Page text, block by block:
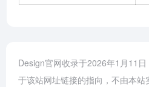
Design官网收录于2026年1月11
于该站网址链接的指向，不由本